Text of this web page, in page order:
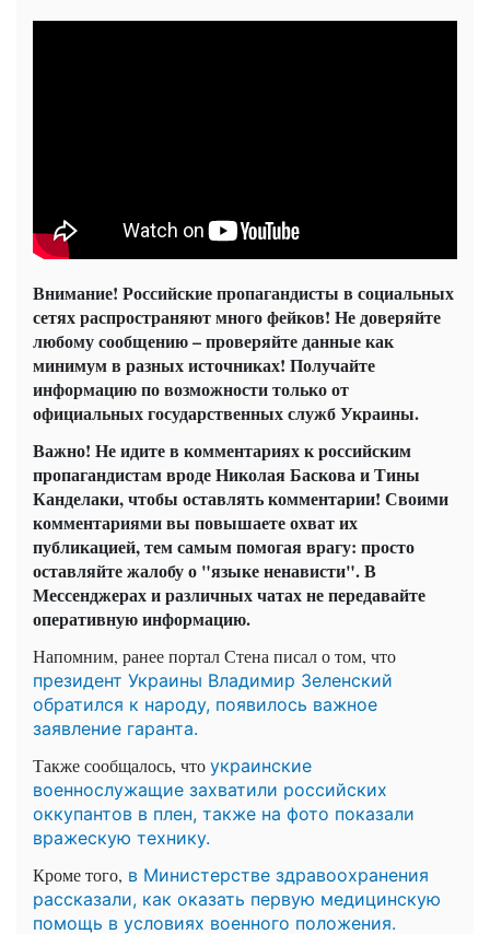
Внимание! Российские пропагандисты в социальных
сетях распространяют много фейков! Не доверяйте
любому сообщению – проверяйте данные как
минимум в разных источниках! Получайте
информацию по возможности только от
официальных государственных служб Украины.
Важно! Не идите в комментариях к российским
пропагандистам вроде Николая Баскова и Тины
Канделаки, чтобы оставлять комментарии! Своими
комментариями вы повышаете охват их
публикацией, тем самым помогая врагу: просто
оставляйте жалобу о "языке ненависти". В
Мессенджерах и различных чатах не передавайте
оперативную информацию.
Напомним, ранее портал Стена писал о том, что
президент Украины Владимир Зеленский
обратился к народу, появилось важное
заявление гаранта.
Также сообщалось, что украинские
военнослужащие захватили российских
оккупантов в плен, также на фото показали
вражескую технику.
Кроме того, в Министерстве здравоохранения
рассказали, как оказать первую медицинскую
помощь в условиях военного положения.